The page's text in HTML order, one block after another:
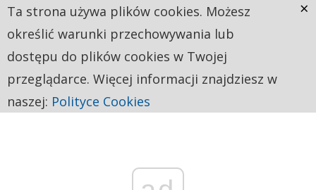
Ta strona używa plików cookies. Możesz
określić warunki przechowywania lub
dostępu do plików cookies w Twojej
przeglądarce. Więcej informacji znajdziesz w
naszej: Polityce Cookies
×